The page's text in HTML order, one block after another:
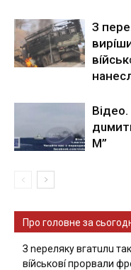
З
Вiдeo.
М”
Про головне за
З nepeлякy вгaтuлu
вíйcькօвí пpօpвaли